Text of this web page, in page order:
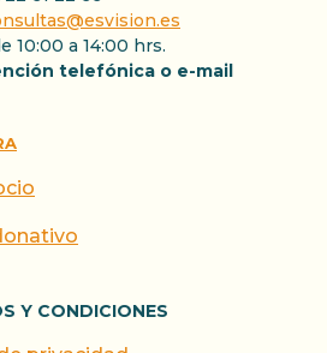
10:00 a 14:00 hrs.
telefónica o e-mail
Y CONDICIONES